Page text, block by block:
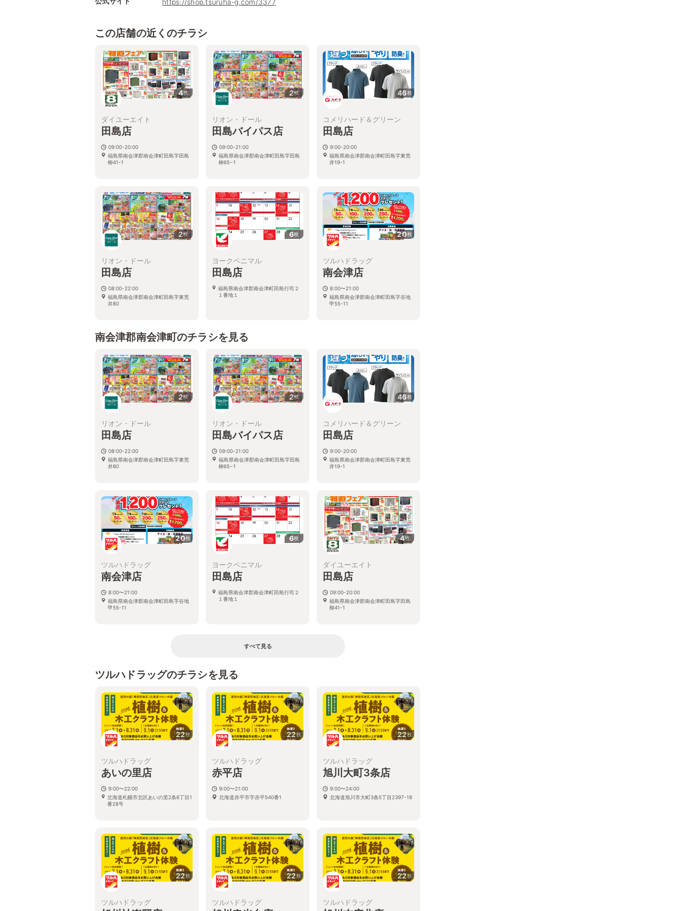
https://shop.tsuruha-g.com/3377
この店舗の近くのチラシ
4枚
ダイユーエイト
田島店
09:00-20:00
福島県南会津郡南会津町田島字田島
柳41-1
2枚
リオン・ドール
田島バイパス店
09:00-21:00
福島県南会津郡南会津町田島字田島
柳65−1
46枚
コメリハード＆グリーン
田島店
9:00-20:00
福島県南会津郡南会津町田島字東荒
井19-1
2枚
リオン・ドール
田島店
08:00-22:00
福島県南会津郡南会津町田島字東荒
井80
6枚
ヨークベニマル
田島店
福島県南会津郡南会津町田島行司２
１番地１
20枚
ツルハドラッグ
南会津店
8:00〜21:00
福島県南会津郡南会津町田島字谷地
甲55-11
南会津郡南会津町のチラシを見る
2枚
リオン・ドール
田島店
08:00-22:00
福島県南会津郡南会津町田島字東荒
井80
2枚
リオン・ドール
田島バイパス店
09:00-21:00
福島県南会津郡南会津町田島字田島
柳65−1
46枚
コメリハード＆グリーン
田島店
9:00-20:00
福島県南会津郡南会津町田島字東荒
井19-1
20枚
ツルハドラッグ
南会津店
8:00〜21:00
福島県南会津郡南会津町田島字谷地
甲55-11
6枚
ヨークベニマル
田島店
福島県南会津郡南会津町田島行司２
１番地１
4枚
ダイユーエイト
田島店
09:00-20:00
福島県南会津郡南会津町田島字田島
柳41-1
すべて見る
ツルハドラッグのチラシを見る
22枚
ツルハドラッグ
あいの里店
9:00〜22:00
北海道札幌市北区あいの里2条6丁目1
番28号
22枚
ツルハドラッグ
赤平店
9:00〜21:00
北海道赤平市字赤平540番1
22枚
ツルハドラッグ
旭川大町3条店
9:00〜24:00
北海道旭川市大町3条5丁目2397-18
22枚
ツルハドラッグ
22枚
ツルハドラッグ
22枚
ツルハドラッグ